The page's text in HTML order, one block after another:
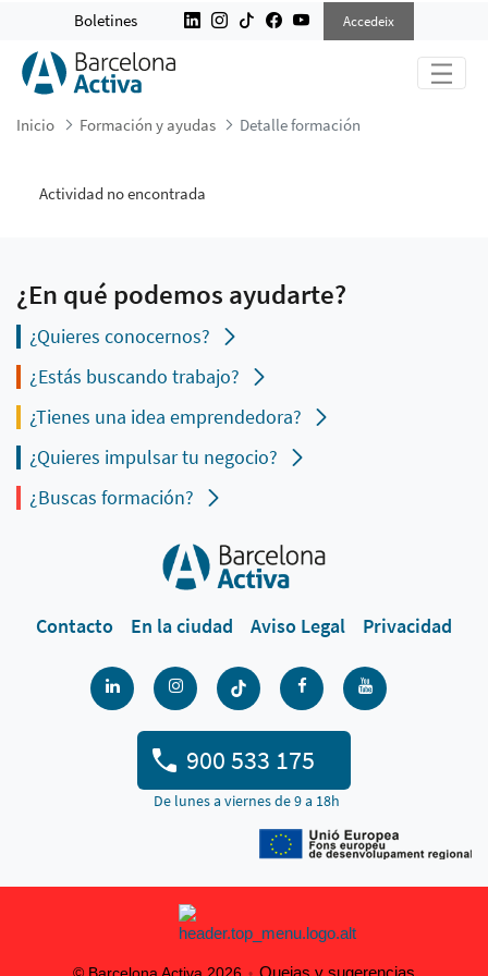
DETALLE FORMACIÓN
Boletines Accedeix
Inicio Formación y ayudas Detalle formación
Actividad no encontrada
¿En qué podemos ayudarte?
¿Quieres conocernos?
¿Estás buscando trabajo?
¿Tienes una idea emprendedora?
¿Quieres impulsar tu negocio?
¿Buscas formación?
Contacto En la ciudad Aviso Legal Privacidad
900 533 175
De lunes a viernes de 9 a 18h